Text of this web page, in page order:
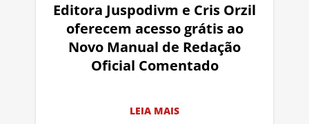
Editora Juspodivm e Cris Orzil
oferecem acesso grátis ao
Novo Manual de Redação
Oficial Comentado
LEIA MAIS